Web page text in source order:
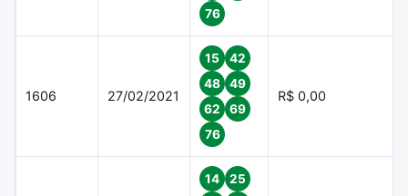
76
1606 27/02/2021
15
42
48
49
62
69
76
R$ 0,00
14
25